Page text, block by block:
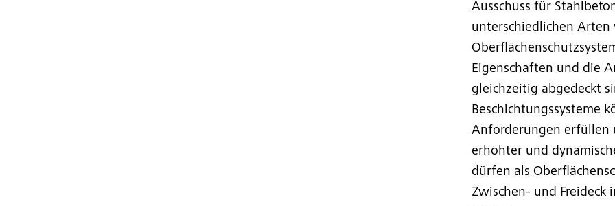
Ausschuss für
unterschiedlichen Arten
Eigenschaften und die
gleichzeitig abgedeckt
Beschichtungssysteme
Anforderungen erfüllen
erhöhter und
dürfen als
Zwischen- und Freideck